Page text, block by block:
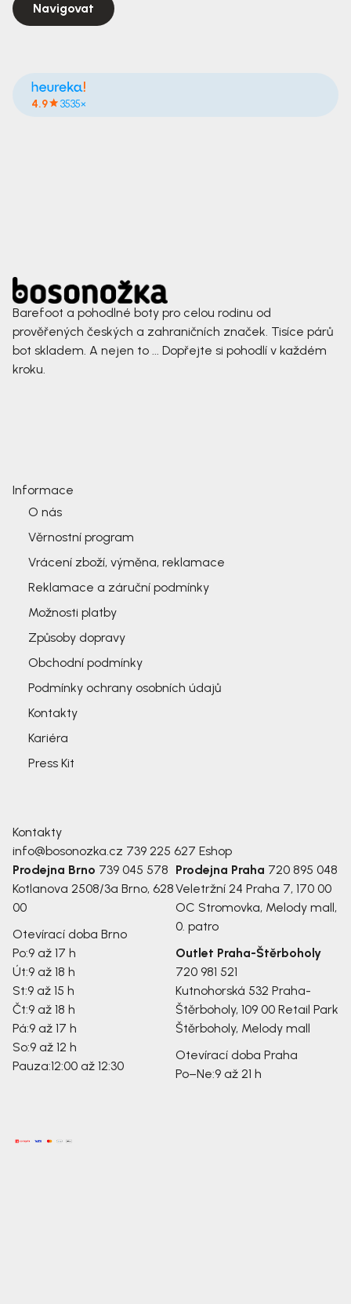
Navigovat
4.9 3535×
Barefoot a pohodlné boty pro celou rodinu od
prověřených českých a zahraničních značek. Tisíce párů
bot skladem. A nejen to ... Dopřejte si pohodlí v každém
kroku.
Informace
O nás
Věrnostní program
Vrácení zboží, výměna, reklamace
Reklamace a záruční podmínky
Možnosti platby
Způsoby dopravy
Obchodní podmínky
Podmínky ochrany osobních údajů
Kontakty
Kariéra
Press Kit
Kontakty
info@bosonozka.cz 739 225 627 Eshop
Prodejna Brno 739 045 578
Kotlanova 2508/3a Brno, 628
00
Otevírací doba Brno
Po:9 až 17 h
Út:9 až 18 h
St:9 až 15 h
Čt:9 až 18 h
Pá:9 až 17 h
So:9 až 12 h
Pauza:12:00 až 12:30
Prodejna Praha 720 895 048
Veletržní 24 Praha 7, 170 00
OC Stromovka, Melody mall,
0. patro
Outlet Praha-Štěrboholy
720 981 521
Kutnohorská 532 Praha-
Štěrboholy, 109 00 Retail Park
Štěrboholy, Melody mall
Otevírací doba Praha
Po–Ne:9 až 21 h